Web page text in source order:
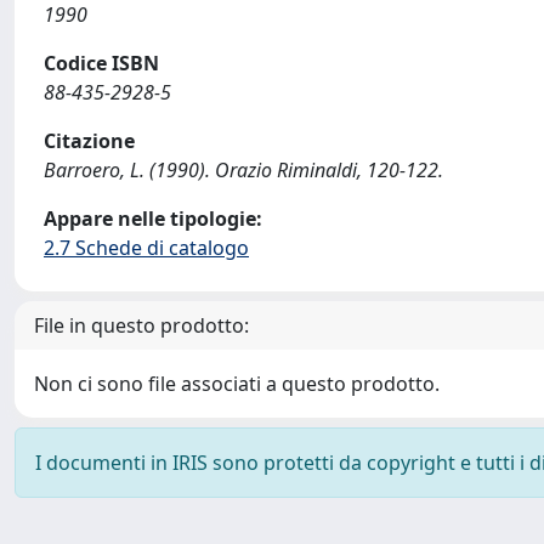
1990
Codice ISBN
88-435-2928-5
Citazione
Barroero, L. (1990). Orazio Riminaldi, 120-122.
Appare nelle tipologie:
2.7 Schede di catalogo
File in questo prodotto:
Non ci sono file associati a questo prodotto.
I documenti in IRIS sono protetti da copyright e tutti i